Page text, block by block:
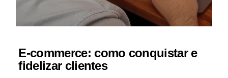
E-commerce: como conquistar e
fidelizar clientes